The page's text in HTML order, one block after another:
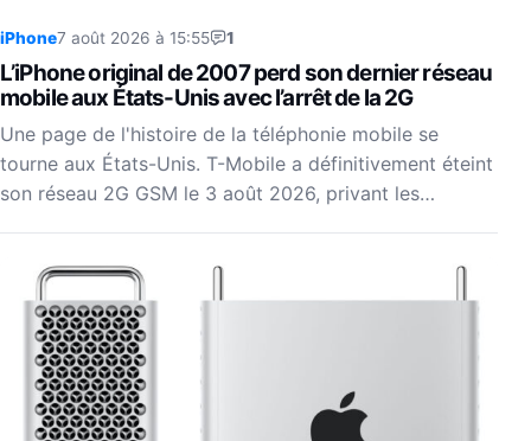
iPhone7 août 2026 à 15:55 1
L’iPhone original de 2007 perd son dernier réseau
mobile aux États-Unis avec l’arrêt de la 2G
Une page de l'histoire de la téléphonie mobile se
tourne aux États-Unis. T-Mobile a définitivement éteint
son réseau 2G GSM le 3 août 2026, privant les…